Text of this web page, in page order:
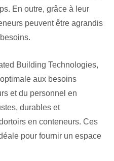
En outre, grâce à leur
peuvent être agrandis
Building Technologies,
aux besoins
et du personnel en
durables et
en conteneurs. Ces
pour fournir un espace